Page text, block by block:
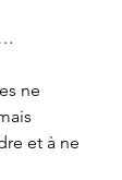
ne
et à ne